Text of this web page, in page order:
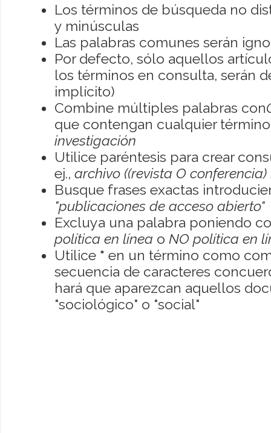
Los términos de búsqueda no
y minúsculas
Las palabras comunes serán
Por defecto, sólo aquellos
los términos en consulta, serán
implícito)
Combine múltiples palabras con
que contengan cualquier
investigación
Utilice paréntesis para crear
ej., archivo ((revista O conferencia)
Busque frases exactas
"publicaciones de acceso abierto"
Excluya una palabra poniendo
política en línea o NO política en
Utilice * en un término como
secuencia de caracteres
hará que aparezcan aquellos
"sociológico" o "social"